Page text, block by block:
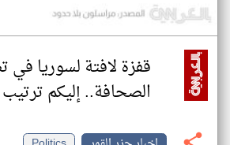
قفزة لافتة لسوريا
الصحافة.. إليكم ترتيب